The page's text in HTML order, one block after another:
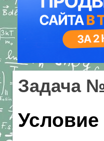
Задача
Условие